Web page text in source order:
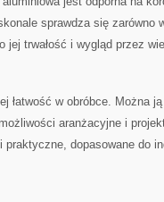
sprawdza się ​zarówno
jej trwałość i wygląd przez
łatwość w obróbce. ⁣Można
aranżacyjne i
​praktyczne, dopasowane do